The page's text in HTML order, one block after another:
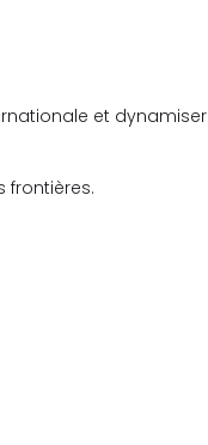
et dynamiser
frontières.